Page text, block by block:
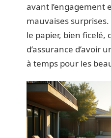
avant l’engagement
mauvaises
le papier, bien ficelé,
d’assurance d’avoir
à temps pour les